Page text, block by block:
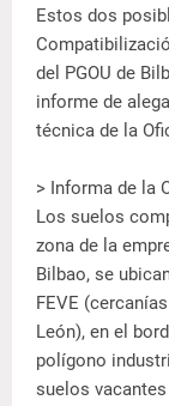
Estos dos
del PGOU de
informe de
técnica de la
> Informa de la
Los suelos
zona de la
Bilbao, se
FEVE
León), en el
polígono
suelos